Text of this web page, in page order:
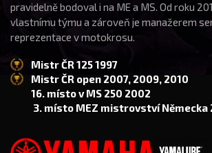
pravidelně bodoval i na ME a MS. Od roku
vlastnímu týmu a zároveň je manažerem
reprezentace v motokrosu.
Mistr ČR 125 1997
Mistr ČR open 2007, 2009, 2010
16. místo v MS 250 2002
3. místo MEZ mistrovství Německa